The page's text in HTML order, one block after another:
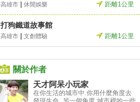
高雄市 休閒娛樂 距離1公里
打狗鐵道故事館
高雄市 文創體驗 距離1公里
關於作者
天才阿呆小玩家
在你生活的城市中.你用什麼角度去